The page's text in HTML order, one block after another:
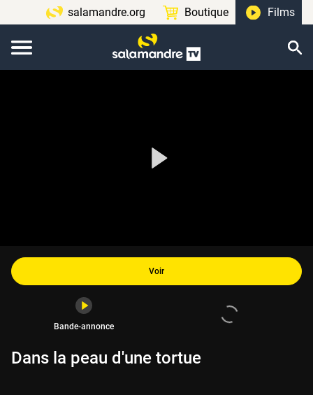
salamandre.org Boutique Films
Voir
Bande-annonce
Dans la peau d'une tortue